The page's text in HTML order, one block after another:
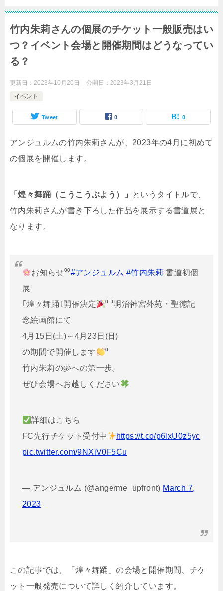
竹内朱莉さんの個展のチケット一般販売はい
つ？イベント会場と開催期間はどうなってい
る？
更新日： 2023年10月20日 公開日： 2023年3月21日
イベント
Tweet 0 0
アンジュルムの竹内朱莉さんが、2023年の4月に初めて
の個展を開催します。
「煌々舞踊（こうこうぶよう）」
というタイトルで、
竹内朱莉さんが書き下ろした作品を展示する書道展と
なります。
お知らせ⁰⁰#アンジュルム #竹内朱莉 書道初個
展
｢煌々舞踊｣開催決定
⁰ ⁰明治神宮外苑・聖徳記
念絵画館にて
4月15日(土)～4月23日(日)
の期間で開催します
⁰
竹内朱莉の夢への第一歩。
ぜひ会場へお越しください
詳細はこちら
FC先行チケット受付中
https://t.co/p6IxU0z5yc
pic.twitter.com/9NXiV0F5Cu
— アンジュルム (@angerme_upfront) March 7,
2023
この記事では、「煌々舞踊」の会場と開催期間、チケ
ット一般発売について詳しく紹介しています。